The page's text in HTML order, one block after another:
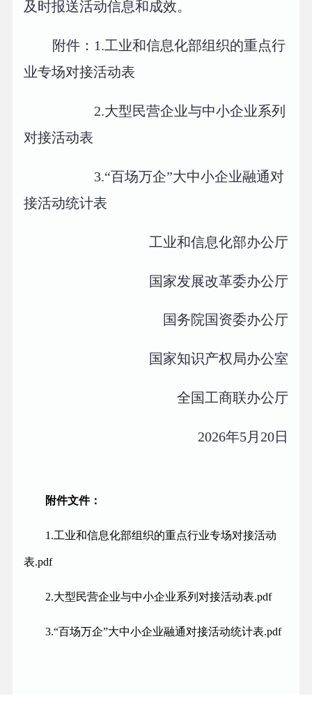
及时报送活动信息和成效。
附件：1.工业和信息化部组织的重点行
业专场对接活动表
2.大型民营企业与中小企业系列
对接活动表
3.“百场万企”大中小企业融通对
接活动统计表
工业和信息化部办公厅
国家发展改革委办公厅
国务院国资委办公厅
国家知识产权局办公室
全国工商联办公厅
2026年5月20日
附件文件：
1.工业和信息化部组织的重点行业专场对接活动
表.pdf
2.大型民营企业与中小企业系列对接活动表.pdf
3.“百场万企”大中小企业融通对接活动统计表.pdf